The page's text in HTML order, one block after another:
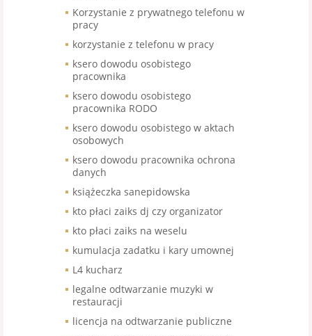
Korzystanie z prywatnego telefonu w
pracy
korzystanie z telefonu w pracy
ksero dowodu osobistego
pracownika
ksero dowodu osobistego
pracownika RODO
ksero dowodu osobistego w aktach
osobowych
ksero dowodu pracownika ochrona
danych
książeczka sanepidowska
kto płaci zaiks dj czy organizator
kto płaci zaiks na weselu
kumulacja zadatku i kary umownej
L4 kucharz
legalne odtwarzanie muzyki w
restauracji
licencja na odtwarzanie publiczne